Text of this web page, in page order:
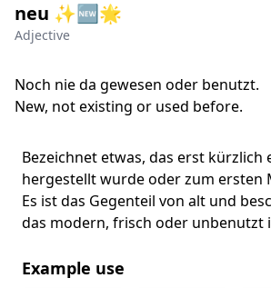
neu ✨🆕🌟
Adjective
Noch nie da gewesen oder benutzt.
New, not existing or used before.
Bezeichnet etwas, das erst kürzlich
hergestellt wurde oder zum ersten
Es ist das Gegenteil von alt und
das modern, frisch oder unbenutzt
Example use